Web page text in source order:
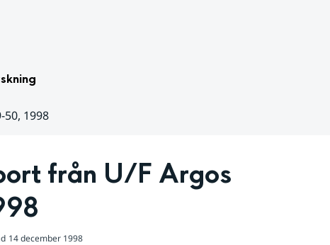
1998
från U/F Argos
14 december 1998